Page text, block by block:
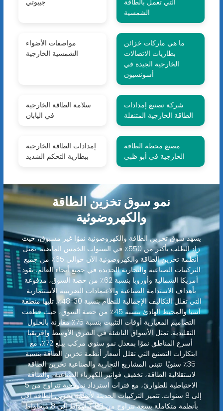
جيبوتي
التي تعمل بالطاقة
الشمسية
مواصفات الأضواء
الشمسية الخارجية
ما هي ماركات خزائن
بطاريات الاتصالات
الخارجية الجيدة في
أسونسيون
سلامة الطاقة الخارجية
في اليابان
شركة تصنيع إمدادات
الطاقة الخارجية المتنقلة
إمدادات الطاقة الخارجية
ببطارية التحكم الشديد
مصنع محطة الطاقة
الخارجية في أبو ظبي
نمو سوق تخزين الطاقة
والكهروضوئية
يشهد سوق تخزين الطاقة والكهروضوئية نموًا غير مسبوق، حيث
زاد الطلب بأكثر من 550٪ في السنوات الخمس الماضية. تمثل
أنظمة تخزين الطاقة والكهروضوئية الآن حوالي 65٪ من جميع
التركيبات الصناعية والتجارية الجديدة في جميع أنحاء العالم. تقود
أمريكا الشمالية وأوروبا بنسبة 62٪ من حصة السوق، مدفوعة
بأهداف الاستدامة الصناعية والاعتمادات الضريبية الاستثمارية
التي تقلل التكاليف الإجمالية للنظام بنسبة 30-48٪. تليها منطقة
آسيا والمحيط الهادئ بنسبة 45٪ من حصة السوق، حيث قطعت
التصاميم المعيارية أوقات التثبيت بنسبة 75٪ مقارنة بالحلول
التقليدية. تمثل الأسواق الناشئة في الشرق الأوسط وإفريقيا
أسرع المناطق نموًا بمعدل نمو سنوي مركب يبلغ 72٪، مع
ابتكارات التصنيع التي تقلل أسعار أنظمة تخزين الطاقة بنسبة
35٪ سنويًا. تتبنى المشاريع التجارية والصناعية تخزين الطاقة
لاستقلالية الطاقة، تخفيف فواتير الكهرباء الصناعية، والطاقة
الاحتياطية للطوارئ، مع فترات استرداد نموذجية تتراوح من 5
إلى 8 سنوات. تتميز التركيبات الحديثة لأنظمة تخزين الطاقة الآن
بأنظمة متكاملة بسعة تتراوح من 80 كيلوواط إلى 8 ميجاواط